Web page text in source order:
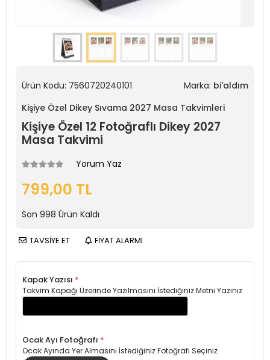
Ürün Kodu: 7560720240101 Marka: bi'aldım
Kişiye Özel Dikey Sıvama 2027 Masa Takvimleri
Kişiye Özel 12 Fotoğraflı Dikey 2027
Masa Takvimi
Yorum Yaz
799,00 TL
Son 998 Ürün Kaldı
TAVSİYE ET FİYAT ALARMI
Kapak Yazısı *
Takvim Kapağı Üzerinde Yazılmasını İstediğiniz Metni Yazınız
Ocak Ayı Fotoğrafı *
Ocak Ayında Yer Almasını İstediğiniz Fotoğrafı Seçiniz